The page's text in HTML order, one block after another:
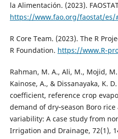
la Alimentación. (2023).
https://www.fao.org/faostat/es/
R Core Team. (2023). The R
R Foundation. https://www.R-
Rahman, M. A., Ali, M., Mojid,
Kainose, A., & Dissanayaka, K.
coefficient, reference crop
demand of dry‐season Boro
variability: A case study from
Irrigation and Drainage, 72(1),